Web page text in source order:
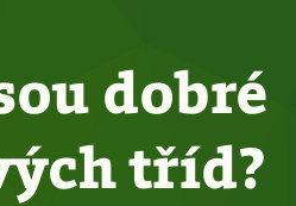
dobré
tříd?